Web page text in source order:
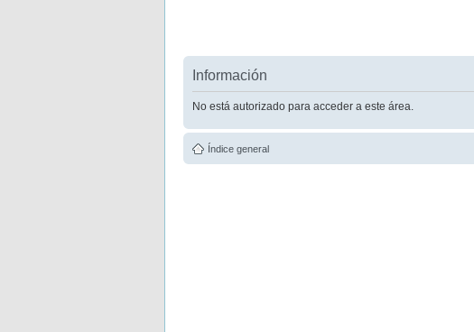
Información
No está autorizado para acceder a este área.
Índice general